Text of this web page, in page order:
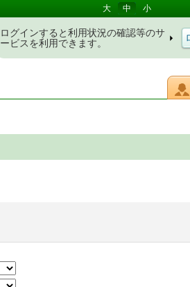
大 中 小
ログインすると利用状況の確認等のサ
ービスを利用できます。